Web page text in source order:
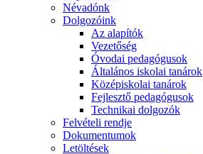
Névadónk
Dolgozóink
Az alapítók
Vezetőség
Óvodai pedagógusok
Általános iskolai tanárok
Középiskolai tanárok
Fejlesztő pedagógusok
Technikai dolgozók
Felvételi rendje
Dokumentumok
Letöltések